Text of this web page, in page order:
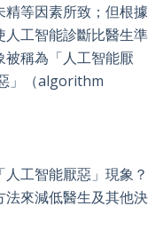
等因素所致；但根據
工智能診斷比醫生準
稱為「人工智能厭
」（algorithm
工智能厭惡」現象？
來減低醫生及其他決